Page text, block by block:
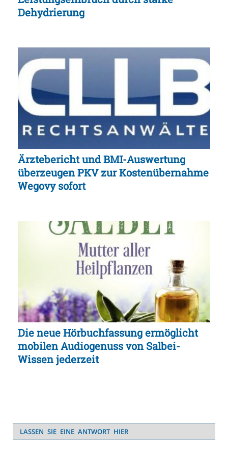
Dehydrierung
Ärztebericht und BMI-Auswertung
überzeugen PKV zur Kostenübernahme
Wegovy sofort
Die neue Hörbuchfassung ermöglicht
mobilen Audiogenuss von Salbei-
Wissen jederzeit
LASSEN SIE EINE ANTWORT HIER